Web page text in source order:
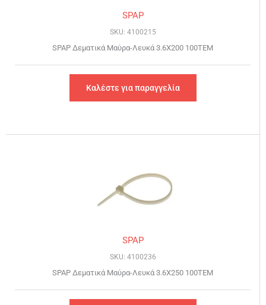
SPAP
SKU: 4100215
SPAP Δεματικά Μαύρα-Λευκά 3.6Χ200 100ΤΕΜ
Καλέστε για παραγγελία
SPAP
SKU: 4100236
SPAP Δεματικά Μαύρα-Λευκά 3.6Χ250 100ΤΕΜ